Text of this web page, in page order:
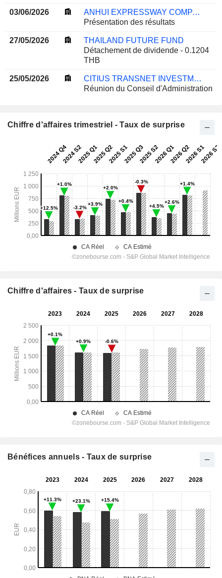
03/06/2026
ANHUI EXPRESSWAY COMPANY LIMITED
Présentation des résultats
27/05/2026
THAILAND FUTURE FUND
Détachement de dividende - 0.1204
THB
25/05/2026
CITIUS TRANSNET INVESTMENT TRUST
Réunion du Conseil d'Administration
Chiffre d'affaires trimestriel - Taux de surprise
Chiffre d'affaires - Taux de surprise
Bénéfices annuels - Taux de surprise